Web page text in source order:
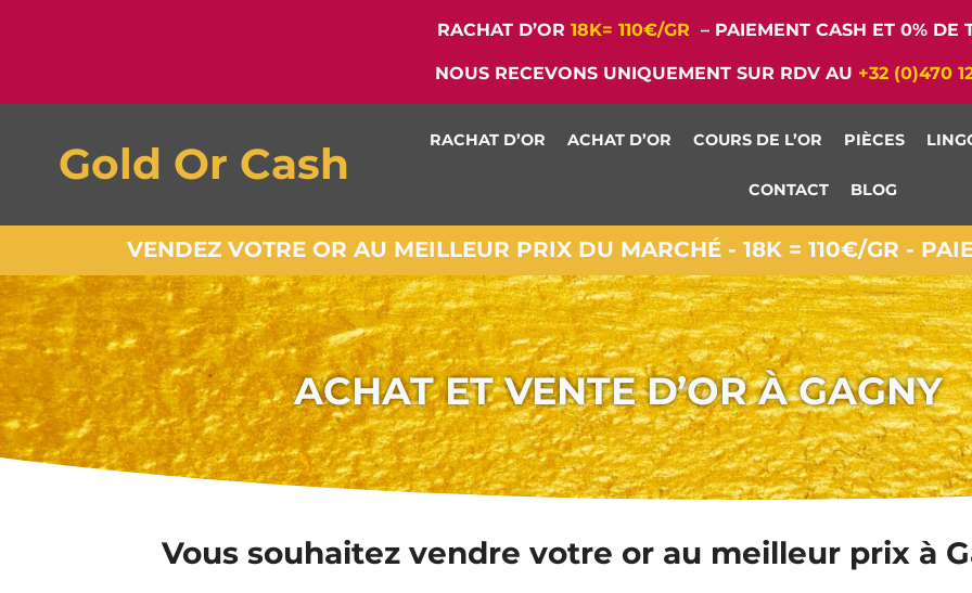
RACHAT D’OR 18K= 110€/GR – PAIEMENT CASH ET 0% DE
NOUS RECEVONS UNIQUEMENT SUR RDV AU +32 (0)470
Gold Or Cash RACHAT D’OR ACHAT D’OR COURS DE L’OR PIÈCES
CONTACT BLOG
VENDEZ VOTRE OR AU MEILLEUR PRIX DU MARCHÉ - 18K = 110€/GR -
ACHAT ET VENTE D’OR À GAGNY
Vous souhaitez vendre votre or au meilleur prix à